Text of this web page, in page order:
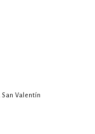
Valentín